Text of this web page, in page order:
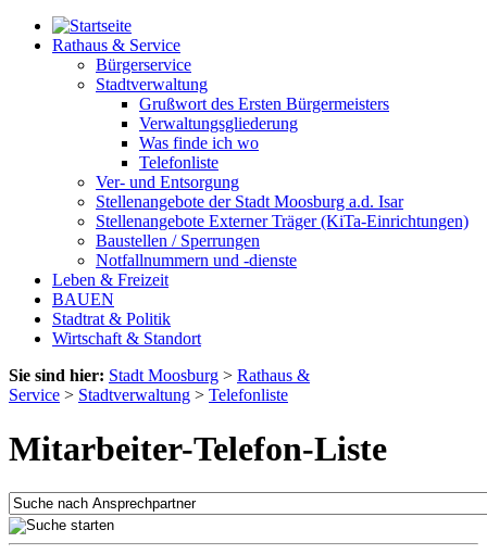
Rathaus & Service
Bürgerservice
Stadtverwaltung
Grußwort des Ersten Bürgermeisters
Verwaltungsgliederung
Was finde ich wo
Telefonliste
Ver- und Entsorgung
Stellenangebote der Stadt Moosburg a.d. Isar
Stellenangebote Externer Träger (KiTa-Einrichtungen)
Baustellen / Sperrungen
Notfallnummern und -dienste
Leben & Freizeit
BAUEN
Stadtrat & Politik
Wirtschaft & Standort
Sie sind hier: Stadt Moosburg > Rathaus &
Service > Stadtverwaltung > Telefonliste
Mitarbeiter-Telefon-Liste